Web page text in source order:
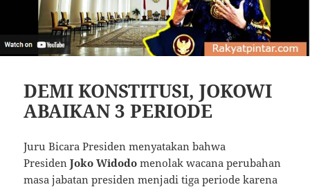
DEMI KONSTITUSI, JOKOWI
ABAIKAN 3 PERIODE
Juru Bicara Presiden menyatakan bahwa
PresidenJoko Widodo menolak wacana perubahan
masa jabatan presiden menjadi tiga periode karena